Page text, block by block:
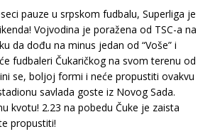
pauze u srpskom fudbalu, Superliga je
Vojvodina je poražena od TSC-a na
da dođu na minus jedan od “Voše” i
fudbaleri Čukaričkog na svom terenu od
se, boljoj formi i neće propustiti ovakvu
savlada goste iz Novog Sada.
kvotu! 2.23 na pobedu Čuke je zaista
propustiti!